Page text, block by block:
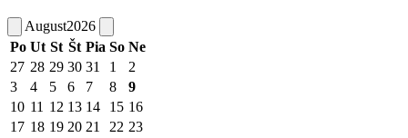
August2026
Po Ut St Št Pia So Ne
27 28 29 30 31 1
2
3
4 5 6 7 8
9
10 11 12 13 14 15 16
17 18 19 20 21 22 23